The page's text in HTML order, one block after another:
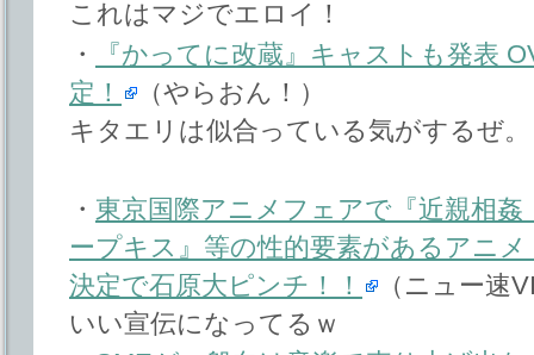
これはマジでエロイ！
・
『かってに改蔵』キャストも発表
定！
（やらおん！）
キタエリは似合っている気がするぜ。
・ 東京国際アニメフェアで『近親相
ープキス』等の性的要素があるアニ
決定で石原大ピンチ！！
（ニュー速
いい宣伝になってるｗ